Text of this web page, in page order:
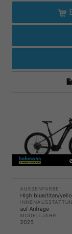
AUSSENFARBE
High blue/titan/
auf Anfrage
MODELLJAHR
2025